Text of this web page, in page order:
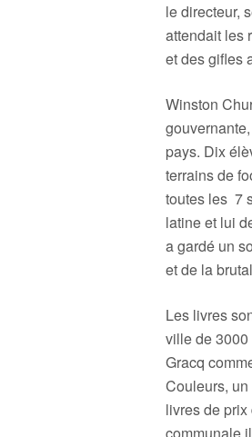
le directeur,
attendait les
et des gifles
Winston
pays. Dix
terrains de
toutes les 7
latine et lui
a gardé un
et de la
Les livres
ville de
Gracq
Couleurs,
livres de prix